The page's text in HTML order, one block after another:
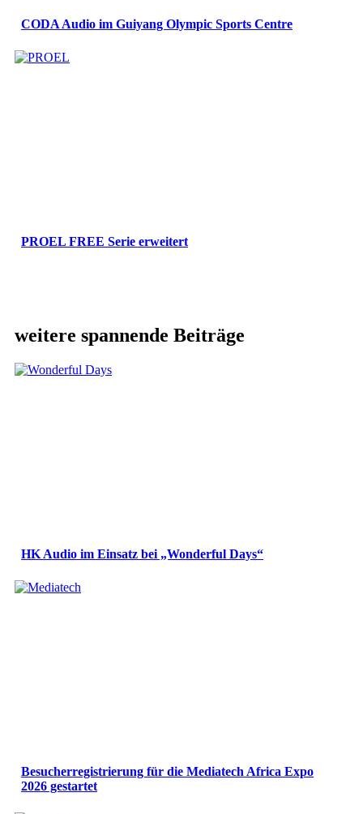
CODA Audio im Guiyang Olympic Sports Centre
PROEL FREE Serie erweitert
weitere spannende Beiträge
HK Audio im Einsatz bei „Wonderful Days“
Besucherregistrierung für die Mediatech Africa Expo
2026 gestartet